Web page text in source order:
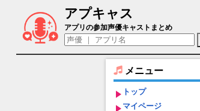
アプキャス
シュヴィ（声優：茅野愛衣
アプリの参加声優キャストまとめ
メニュー
トップ
マイページ